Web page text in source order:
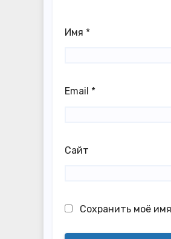
Имя *
Email *
Сайт
Сохранить моё